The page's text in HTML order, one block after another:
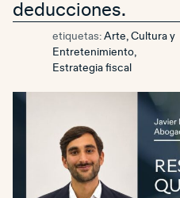
deducciones.
etiquetas: Arte, Cultura y
Entretenimiento,
Estrategia fiscal